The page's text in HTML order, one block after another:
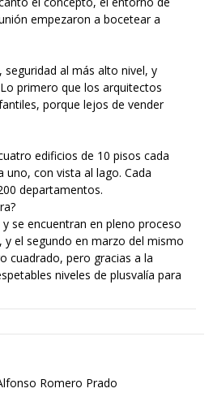
empezaron a bocetear a
al más alto nivel, y
primero que los arquitectos
porque lejos de vender
edificios de 10 pisos cada
con vista al lago. Cada
departamentos.
se encuentran en pleno proceso
el segundo en marzo del mismo
cuadrado, pero gracias a la
niveles de plusvalía para
Romero Prado